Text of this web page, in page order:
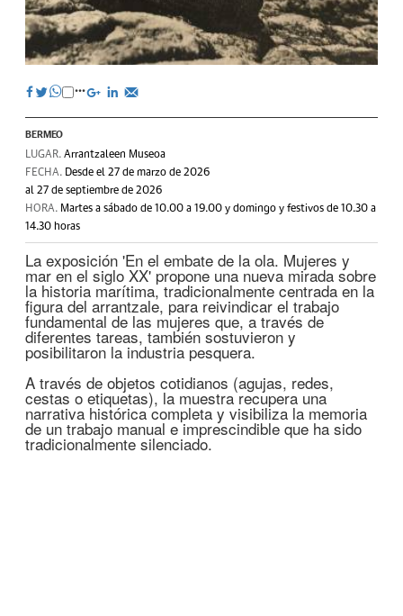
BERMEO
LUGAR. Arrantzaleen Museoa
FECHA. Desde el 27 de marzo de 2026
al 27 de septiembre de 2026
HORA. Martes a sábado de 10.00 a 19.00 y domingo y festivos de 10.30 a
14.30 horas
La exposición 'En el embate de la ola. Mujeres y
mar en el siglo XX' propone una nueva mirada sobre
la historia marítima, tradicionalmente centrada en la
figura del arrantzale, para reivindicar el trabajo
fundamental de las mujeres que, a través de
diferentes tareas, también sostuvieron y
posibilitaron la industria pesquera.
A través de objetos cotidianos (agujas, redes,
cestas o etiquetas), la muestra recupera una
narrativa histórica completa y visibiliza la memoria
de un trabajo manual e imprescindible que ha sido
tradicionalmente silenciado.